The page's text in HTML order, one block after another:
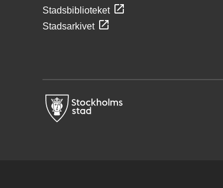
Stadsbiblioteket
Stadsarkivet